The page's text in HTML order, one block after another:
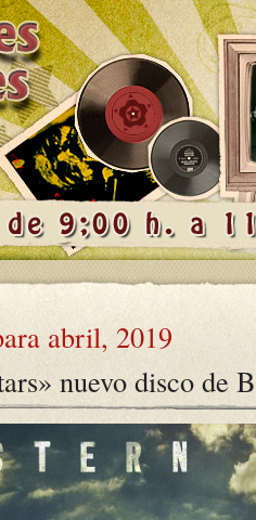
abril, 2019
nuevo disco de